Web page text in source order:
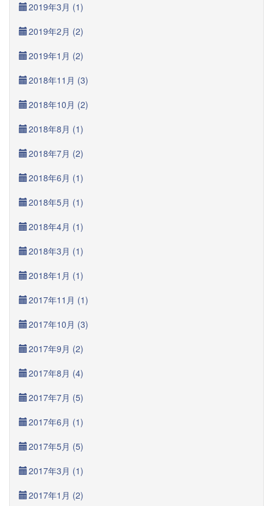
2019年3月 (1)
2019年2月 (2)
2019年1月 (2)
2018年11月 (3)
2018年10月 (2)
2018年8月 (1)
2018年7月 (2)
2018年6月 (1)
2018年5月 (1)
2018年4月 (1)
2018年3月 (1)
2018年1月 (1)
2017年11月 (1)
2017年10月 (3)
2017年9月 (2)
2017年8月 (4)
2017年7月 (5)
2017年6月 (1)
2017年5月 (5)
2017年3月 (1)
2017年1月 (2)